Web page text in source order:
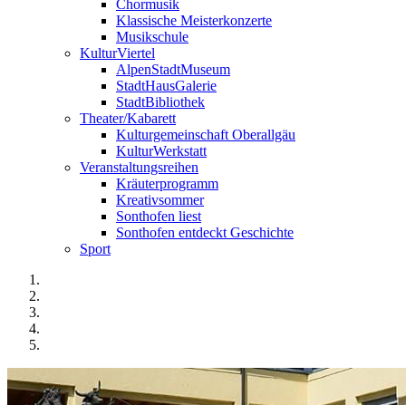
Chormusik
Klassische Meisterkonzerte
Musikschule
KulturViertel
AlpenStadtMuseum
StadtHausGalerie
StadtBibliothek
Theater/Kabarett
Kulturgemeinschaft Oberallgäu
KulturWerkstatt
Veranstaltungsreihen
Kräuterprogramm
Kreativsommer
Sonthofen liest
Sonthofen entdeckt Geschichte
Sport